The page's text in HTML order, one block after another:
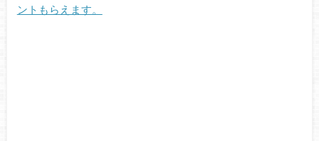
ントもらえます。